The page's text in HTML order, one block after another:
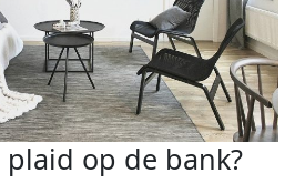
plaid op de bank?